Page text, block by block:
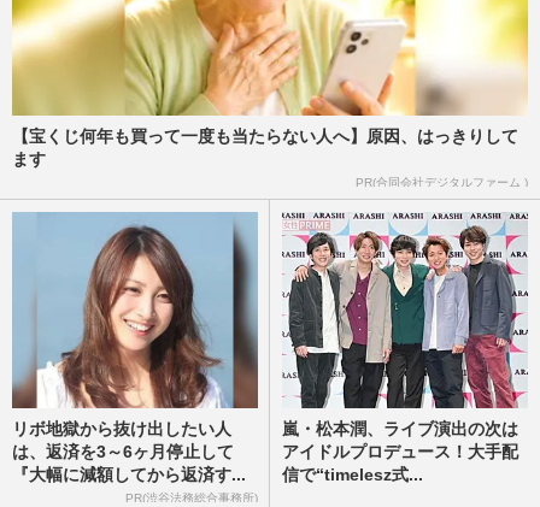
【宝くじ何年も買って一度も当たらない人へ】原因、はっきりして
ます
PR(合同会社デジタルファーム )
リボ地獄から抜け出したい人
は、返済を3～6ヶ月停止して
『大幅に減額してから返済す...
PR(渋谷法務総合事務所)
嵐・松本潤、ライブ演出の次は
アイドルプロデュース！大手配
信で“timelesz式...